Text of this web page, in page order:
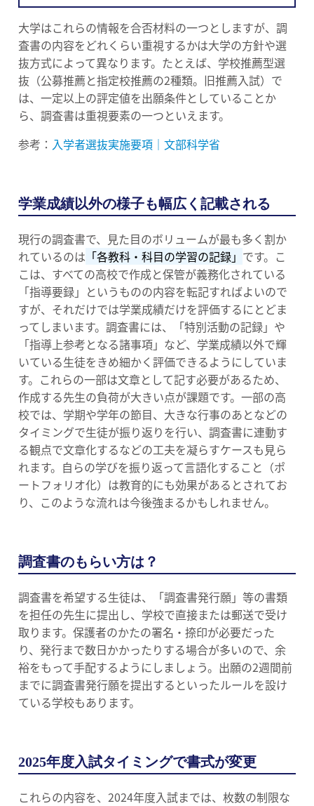
大学はこれらの情報を合否材料の一つとしますが、調
査書の内容をどれくらい重視するかは大学の方針や選
抜方式によって異なります。たとえば、学校推薦型選
抜（公募推薦と指定校推薦の2種類。旧推薦入試）で
は、一定以上の評定値を出願条件としていることか
ら、調査書は重視要素の一つといえます。
参考： 入学者選抜実施要項｜文部科学省
学業成績以外の様子も幅広く記載される
現行の調査書で、見た目のボリュームが最も多く割か
れているのは 「各教科・科目の学習の記録」 です。こ
こは、すべての高校で作成と保管が義務化されている
「指導要録」というものの内容を転記すればよいので
すが、それだけでは学業成績だけを評価するにとどま
ってしまいます。調査書には、「特別活動の記録」や
「指導上参考となる諸事項」など、学業成績以外で輝
いている生徒をきめ細かく評価できるようにしていま
す。これらの一部は文章として記す必要があるため、
作成する先生の負荷が大きい点が課題です。一部の高
校では、学期や学年の節目、大きな行事のあとなどの
タイミングで生徒が振り返りを行い、調査書に連動す
る観点で文章化するなどの工夫を凝らすケースも見ら
れます。自らの学びを振り返って言語化すること（ポ
ートフォリオ化）は教育的にも効果があるとされてお
り、このような流れは今後強まるかもしれません。
調査書のもらい方は？
調査書を希望する生徒は、「調査書発行願」等の書類
を担任の先生に提出し、学校で直接または郵送で受け
取ります。保護者のかたの署名・捺印が必要だった
り、発行まで数日かかったりする場合が多いので、余
裕をもって手配するようにしましょう。出願の2週間前
までに調査書発行願を提出するといったルールを設け
ている学校もあります。
2025年度入試タイミングで書式が変更
これらの内容を、2024年度入試までは、枚数の制限な